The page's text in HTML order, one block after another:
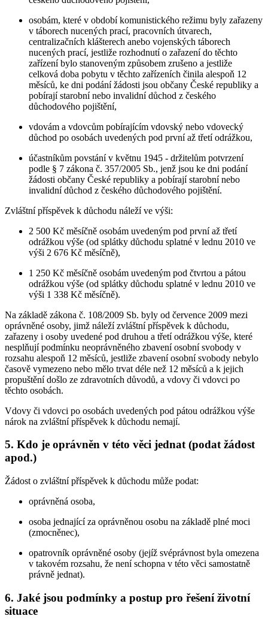
osobám, které v období komunistického režimu byly zařazeny
v táborech nucených prací, pracovních útvarech,
centralizačních klášterech anebo vojenských táborech
nucených prací, jestliže rozhodnutí o zařazení do těchto
zařízení bylo stanoveným způsobem zrušeno a jestliže
celková doba pobytu v těchto zařízeních činila alespoň 12
měsíců, ke dni podání žádosti jsou občany České republiky a
pobírají starobní nebo invalidní důchod z českého
důchodového pojištění,
vdovám a vdovcům pobírajícím vdovský nebo vdovecký
důchod po osobách uvedených pod první až třetí odrážkou,
účastníkům povstání v květnu 1945 - držitelům potvrzení
podle § 7 zákona č. 357/2005 Sb., jenž jsou ke dni podání
žádosti občany České republiky a pobírají starobní nebo
invalidní důchod z českého důchodového pojištění.
Zvláštní příspěvek k důchodu náleží ve výši:
2 500 Kč měsíčně osobám uvedeným pod první až třetí
odrážkou výše (od splátky důchodu splatné v lednu 2010 ve
výši 2 676 Kč měsíčně),
1 250 Kč měsíčně osobám uvedeným pod čtvrtou a pátou
odrážkou výše (od splátky důchodu splatné v lednu 2010 ve
výši 1 338 Kč měsíčně).
Na základě zákona č. 108/2009 Sb. byly od července 2009 mezi
oprávněné osoby, jimž náleží zvláštní příspěvek k důchodu,
zařazeny i osoby uvedené pod druhou a třetí odrážkou výše, které
nesplňují podmínku neoprávněného zbavení osobní svobody v
rozsahu alespoň 12 měsíců, jestliže zbavení osobní svobody nebylo
časově vymezeno nebo mělo trvat déle než 12 měsíců a k jejich
propuštění došlo ze zdravotních důvodů, a vdovy či vdovci po
těchto osobách.
Vdovy či vdovci po osobách uvedených pod pátou odrážkou výše
nárok na zvláštní příspěvek k důchodu nemají.
5. Kdo je oprávněn v této věci jednat (podat žádost
apod.)
Žádost o zvláštní příspěvek k důchodu může podat:
oprávněná osoba,
osoba jednající za oprávněnou osobu na základě plné moci
(zmocněnec),
opatrovník oprávněné osoby (jejíž svéprávnost byla omezena
v takovém rozsahu, že není schopna v této věci samostatně
právně jednat).
6. Jaké jsou podmínky a postup pro řešení životní
situace